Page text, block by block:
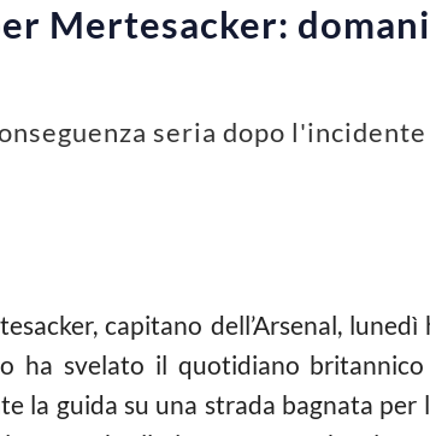
Mertesacker:
seria dopo
capitano dell’Arsenal,
ha svelato il quotidiano
la guida su una strada bagnata